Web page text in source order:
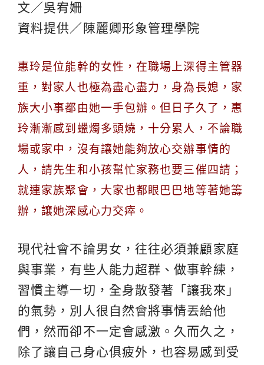
文／吳宥姍
資料提供／陳麗卿形象管理學院
惠玲是位能幹的女性，在職場上深得主管器
重，對家人也極為盡心盡力，身為長媳，家
族大小事都由她一手包辦。但日子久了，惠
玲漸漸感到蠟燭多頭燒，十分累人，不論職
場或家中，沒有讓她能夠放心交辦事情的
人，請先生和小孩幫忙家務也要三催四請；
就連家族聚會，大家也都眼巴巴地等著她籌
辦，讓她深感心力交瘁。
現代社會不論男女，往往必須兼顧家庭
與事業，有些人能力超群、做事幹練，
習慣主導一切，全身散發著「讓我來」
的氣勢，別人很自然會將事情丟給他
們，然而卻不一定會感激。久而久之，
除了讓自己身心俱疲外，也容易感到受